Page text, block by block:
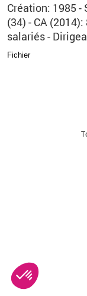
Création: 1985
(34) - CA
salariés -
Fichier